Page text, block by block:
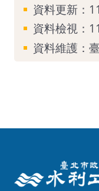
資料更新：
資料檢視：
資料維護：